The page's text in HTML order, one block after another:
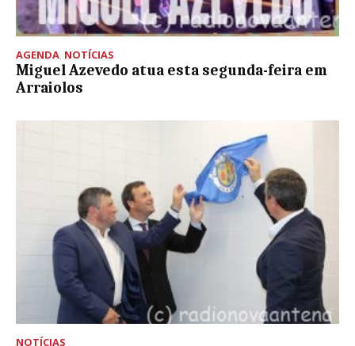
AGENDA, NOTÍCIAS
Miguel Azevedo atua esta segunda-feira em
Arraiolos
NOTÍCIAS